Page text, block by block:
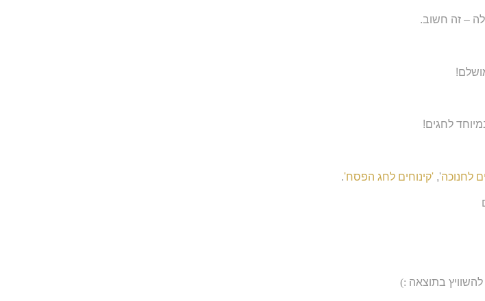
– זה חשוב.
לחגים!
לחנוכה', 'קינוחים לחג הפסח'.
להשוויץ בתוצאה :)